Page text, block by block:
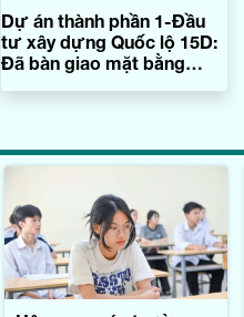
Dự án thành phần 1-Đầu
tư xây dựng Quốc lộ 15D:
Đã bàn giao mặt bằng